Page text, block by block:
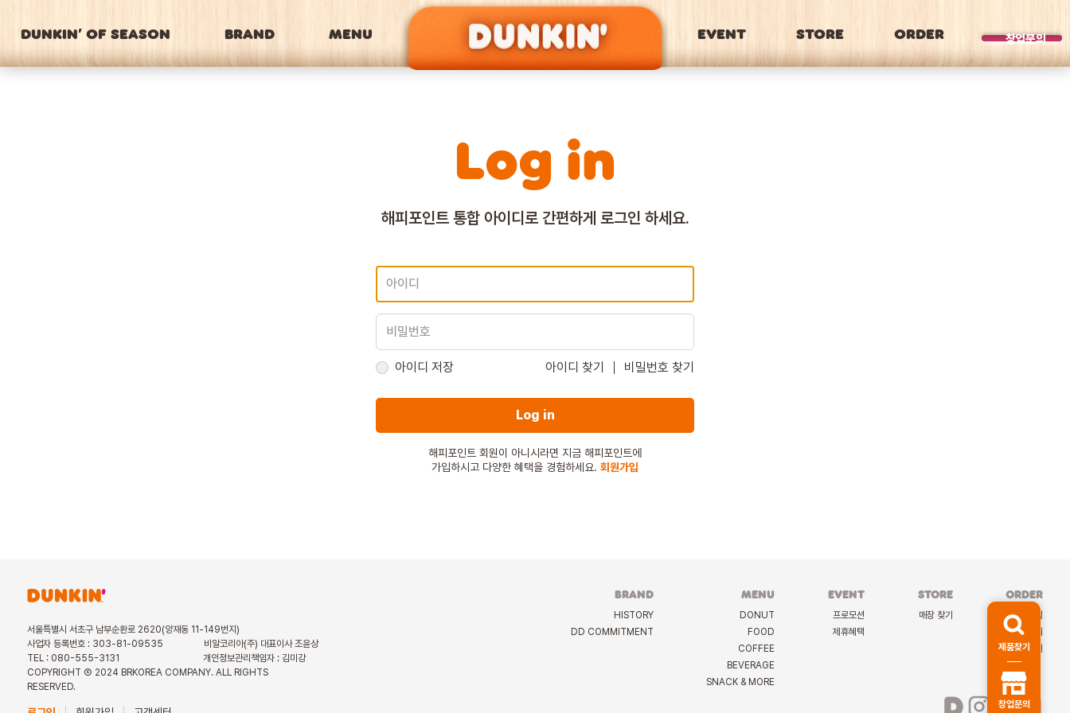
DUNKIN’ OF SEASON BRAND MENU EVENT STORE ORDER 창업문의
BRAND
Log in
해피포인트 통합 아이디로간편하게 로그인 하세요.
아이디 저장 아이디 찾기 비밀번호 찾기
Log in
해피포인트 회원이 아니시라면 지금 해피포인트에
가입하시고 다양한 혜택을 경험하세요. 회원가입
서울특별시 서초구 남부순환로 2620(양재동 11-149번지)
사업자 등록번호 : 303-81-09535
비알코리아(주) 대표이사 조윤상
TEL : 080-555-3131
개인정보관리책임자 : 김미강
COPYRIGHT Ⓒ 2024 BRKOREA COMPANY. ALL RIGHTS
RESERVED.
BRAND
HISTORY
DD COMMITMENT
MENU
DONUT
FOOD
COFFEE
BEVERAGE
SNACK & MORE
EVENT
프로모션
제휴혜택
STORE
매장 찾기
ORDER
케이터링
딜리버리
선물하기
제품찾기
창업문의